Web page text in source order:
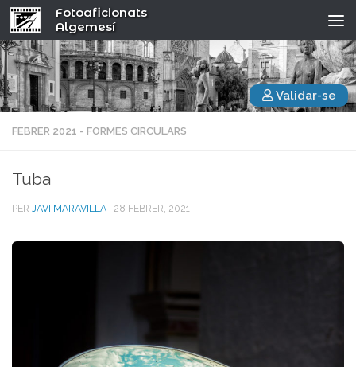
Fotoaficionats
Algemesí
Validar-se
FEBRER 2021 - FORMES CIRCULARS
Tuba
PER JAVI MARAVILLA · 28 FEBRER, 2021